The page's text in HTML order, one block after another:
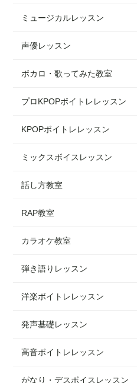
ミュージカルレッスン
声優レッスン
ボカロ・歌ってみた教室
プロKPOPボイトレレッスン
KPOPボイトレレッスン
ミックスボイスレッスン
話し方教室
RAP教室
カラオケ教室
弾き語りレッスン
洋楽ボイトレレッスン
発声基礎レッスン
高音ボイトレレッスン
がなり・デスボイスレッスン